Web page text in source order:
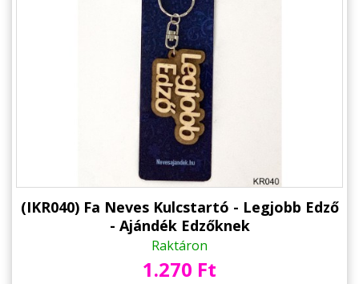
Ajándék Ötletek Férfiaknak
Családtagoknak
Barátnak/Barátnőnek
(IKR040) Fa Neves Kulcstartó - Legjobb Edző
- Ajándék Edzőknek
Raktáron
1.270 Ft